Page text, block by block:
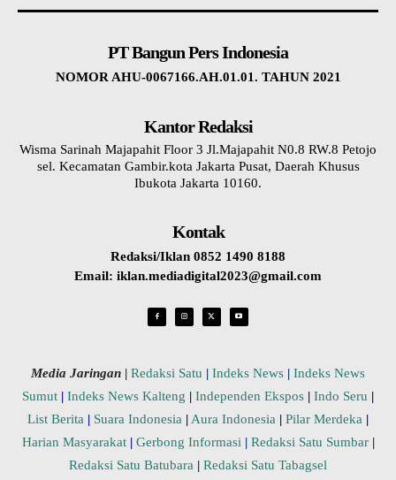
PT Bangun Pers Indonesia
NOMOR AHU-0067166.AH.01.01. TAHUN 2021
Kantor Redaksi
Wisma Sarinah Majapahit Floor 3 Jl.Majapahit N0.8 RW.8 Petojo
sel. Kecamatan Gambir.kota Jakarta Pusat, Daerah Khusus
Ibukota Jakarta 10160.
Kontak
Redaksi/Iklan 0852 1490 8188
Email: iklan.mediadigital2023@gmail.com
Media Jaringan | Redaksi Satu | Indeks News | Indeks News
Sumut | Indeks News Kalteng | Independen Ekspos | Indo Seru |
List Berita | Suara Indonesia | Aura Indonesia | Pilar Merdeka |
Harian Masyarakat | Gerbong Informasi | Redaksi Satu Sumbar |
Redaksi Satu Batubara | Redaksi Satu Tabagsel